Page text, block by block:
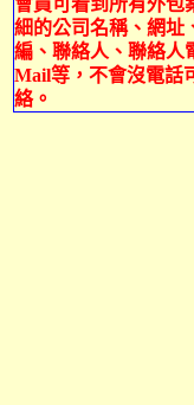
細的公司名稱、網址
編、聯絡人、聯絡人
Mail等，不會沒電話
絡。